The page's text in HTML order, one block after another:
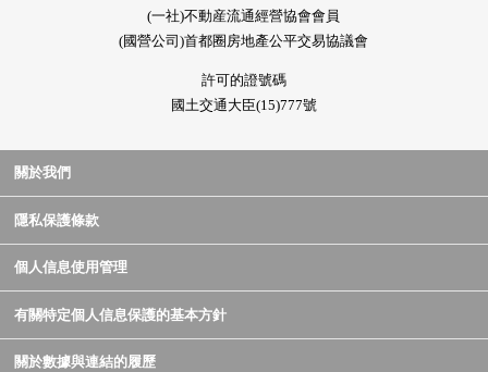
(一社)不動産流通經營協會會員
(國營公司)首都圈房地產公平交易協議會
許可的證號碼
國土交通大臣(15)777號
關於我們
隱私保護條款
個人信息使用管理
有關特定個人信息保護的基本方針
關於數據與連結的履歷